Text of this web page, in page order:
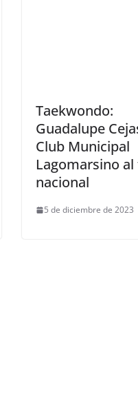
Taekwondo:
Guadalupe
Club Municipal
Lagomarsino
nacional
5 de diciembre de 2023